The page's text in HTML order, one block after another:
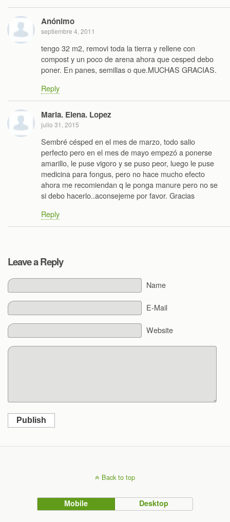
Anónimo
septiembre 4, 2011
tengo 32 m2, removi toda la tierra y rellene con
compost y un poco de arena ahora que cesped debo
poner. En panes, semillas o que.MUCHAS GRACIAS.
Reply
Maria. Elena. Lopez
julio 31, 2015
Sembré césped en el mes de marzo, todo salio
perfecto pero en el mes de mayo empezó a ponerse
amarillo, le puse vigoro y se puso peor, luego le puse
medicina para fongus, pero no hace mucho efecto
ahora me recomiendan q le ponga manure pero no se
si debo hacerlo..aconsejeme por favor. Gracias
Reply
Leave a Reply
Name
E-Mail
Website
Publish
Back to top
Mobile Desktop